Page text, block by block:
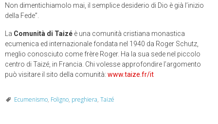
Non dimentichiamolo mai, il semplice desiderio di Dio è già l’inizio
della Fede”.
La Comunità di Taizé è una comunità cristiana monastica
ecumenica ed internazionale fondata nel 1940 da Roger Schutz,
meglio conosciuto come frère Roger. Ha la sua sede nel piccolo
centro di Taizé, in Francia. Chi volesse approfondire l’argomento
può visitare il sito della comunità: www.taize.fr/it
Ecumenismo, Foligno, preghiera, Taizé